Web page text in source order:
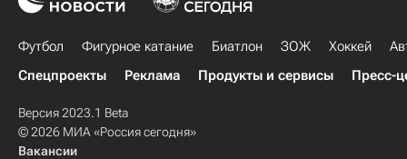
Футбол Фигурное катание Биатлон ЗОЖ Хоккей
Спецпроекты
Реклама Продукты и сервисы Пресс-
Версия 2023.1 Beta
© 2026 МИА «Россия сегодня»
Вакансии